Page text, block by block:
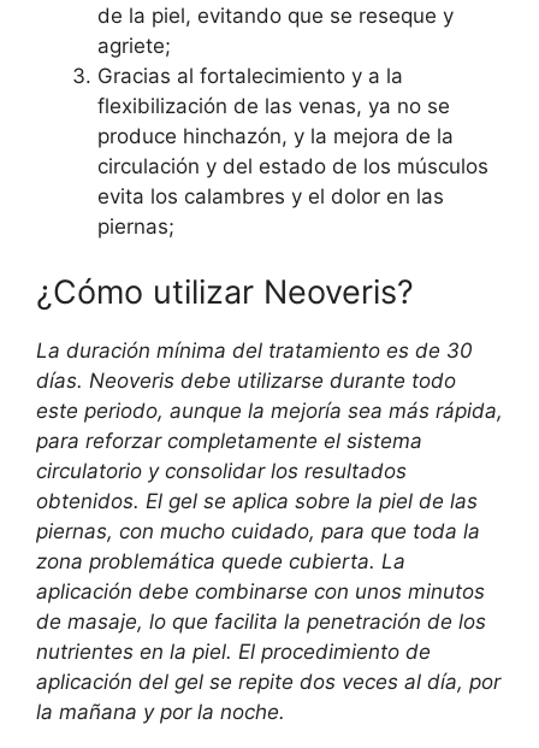
de la piel, evitando que se reseque y
agriete;
Gracias al fortalecimiento y a la
flexibilización de las venas, ya no se
produce hinchazón, y la mejora de la
circulación y del estado de los músculos
evita los calambres y el dolor en las
piernas;
¿Cómo utilizar Neoveris?
La duración mínima del tratamiento es de 30
días. Neoveris debe utilizarse durante todo
este periodo, aunque la mejoría sea más rápida,
para reforzar completamente el sistema
circulatorio y consolidar los resultados
obtenidos. El gel se aplica sobre la piel de las
piernas, con mucho cuidado, para que toda la
zona problemática quede cubierta. La
aplicación debe combinarse con unos minutos
de masaje, lo que facilita la penetración de los
nutrientes en la piel. El procedimiento de
aplicación del gel se repite dos veces al día, por
la mañana y por la noche.